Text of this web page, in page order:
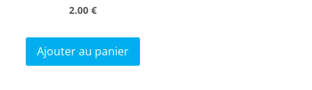
2.00 €
Ajouter au panier